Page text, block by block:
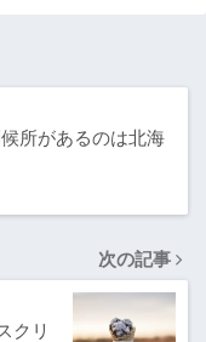
所があるのは北海
次の記事
クリ